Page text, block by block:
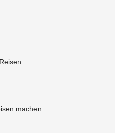
machen